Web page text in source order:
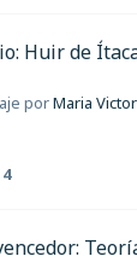
Huir de
porMaria
4